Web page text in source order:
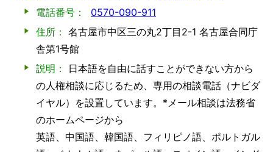
電話番号：
0570-090-911
住所： 名古屋市中区三の丸2丁目2-1 名古屋合同庁
舎第1号館
説明：
日本語を自由に話すことができない方から
の人権相談に応じるため、専用の相談電話（ナビダ
イヤル）を設置しています。*メール相談は法務省
のホームページから
英語、中国語、韓国語、フィリピノ語、ポルトガル